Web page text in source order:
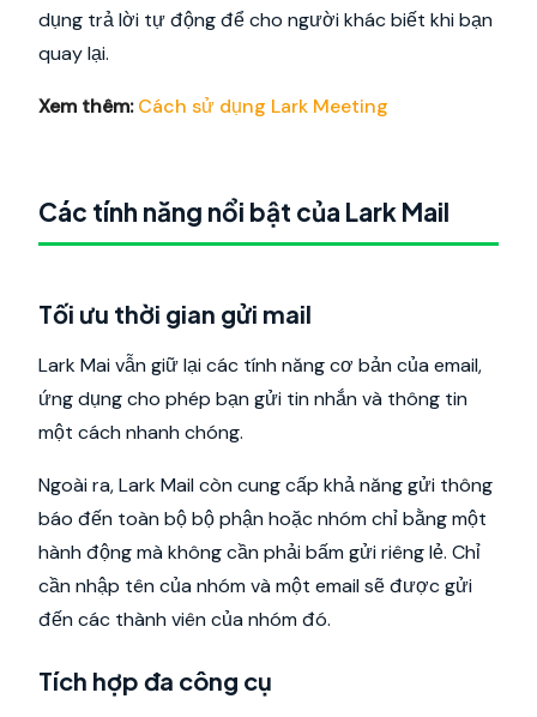
dụng trả lời tự động để cho người khác biết khi bạn
quay lại.
Xem thêm: Cách sử dụng Lark Meeting
Các tính năng nổi bật của Lark Mail
Tối ưu thời gian gửi mail
Lark Mai vẫn giữ lại các tính năng cơ bản của email,
ứng dụng cho phép bạn gửi tin nhắn và thông tin
một cách nhanh chóng.
Ngoài ra, Lark Mail còn cung cấp khả năng gửi thông
báo đến toàn bộ bộ phận hoặc nhóm chỉ bằng một
hành động mà không cần phải bấm gửi riêng lẻ. Chỉ
cần nhập tên của nhóm và một email sẽ được gửi
đến các thành viên của nhóm đó.
Tích hợp đa công cụ